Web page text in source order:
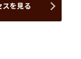
スを見る